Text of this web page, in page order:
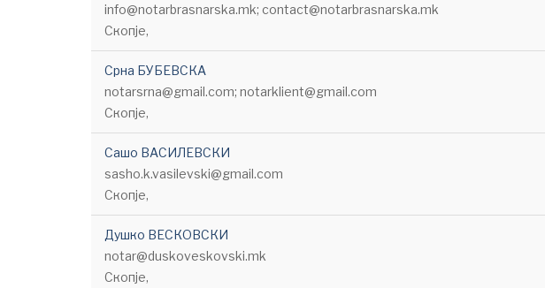
info@notarbrasnarska.mk; contact@notarbrasnarska.mk
Скопје,
Срна БУБЕВСКА
notarsrna@gmail.com; notarklient@gmail.com
Скопје,
Сашо ВАСИЛЕВСКИ
sasho.k.vasilevski@gmail.com
Скопје,
Душко ВЕСКОВСКИ
notar@duskoveskovski.mk
Скопје,